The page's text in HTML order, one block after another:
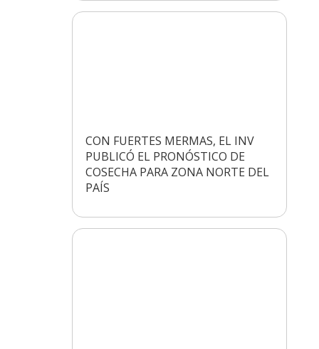
CON FUERTES MERMAS, EL INV
PUBLICÓ EL PRONÓSTICO DE
COSECHA PARA ZONA NORTE DEL
PAÍS